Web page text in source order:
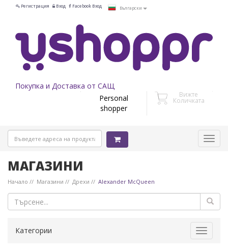
Регистрация Вход Facebook Вход Български
Покупка и Доставка от САЩ
Personal
shopper
Вижте
Количката
МАГАЗИНИ
Начало Магазини Дрехи Alexander McQueen
Toggle
Категории